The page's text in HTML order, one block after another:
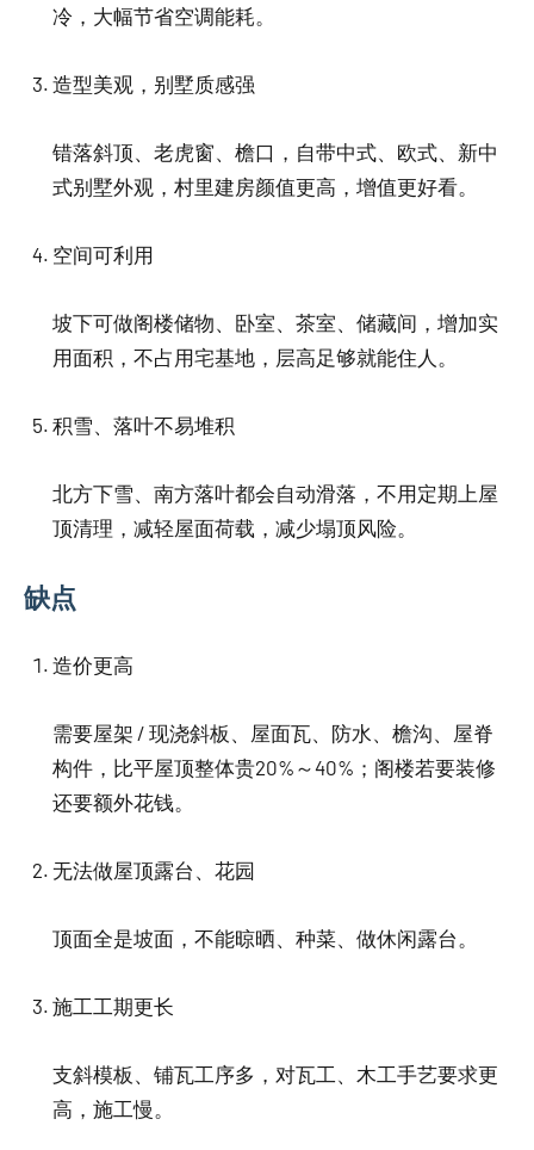
冷，大幅节省空调能耗。
造型美观，别墅质感强
错落斜顶、老虎窗、檐口，自带中式、欧式、新中
式别墅外观，村里建房颜值更高，增值更好看。
空间可利用
坡下可做阁楼储物、卧室、茶室、储藏间，增加实
用面积，不占用宅基地，层高足够就能住人。
积雪、落叶不易堆积
北方下雪、南方落叶都会自动滑落，不用定期上屋
顶清理，减轻屋面荷载，减少塌顶风险。
缺点
造价更高
需要屋架 / 现浇斜板、屋面瓦、防水、檐沟、屋脊
构件，比平屋顶整体贵20%～40%；阁楼若要装修
还要额外花钱。
无法做屋顶露台、花园
顶面全是坡面，不能晾晒、种菜、做休闲露台。
施工工期更长
支斜模板、铺瓦工序多，对瓦工、木工手艺要求更
高，施工慢。